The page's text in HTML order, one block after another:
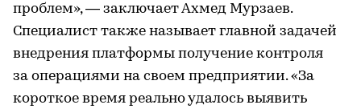
проблем», — заключает Ахмед Мурзаев.
Специалист также называет главной задачей
внедрения платформы получение контроля
за операциями на своем предприятии. «За
короткое время реально удалось выявить